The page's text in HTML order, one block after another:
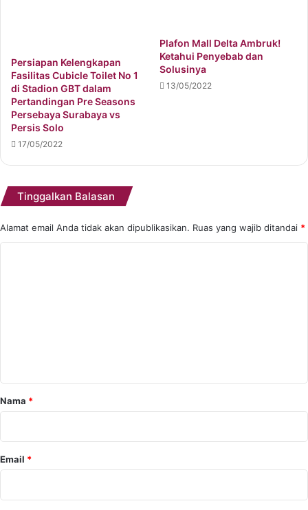
Persiapan Kelengkapan
Fasilitas Cubicle Toilet No 1
di Stadion GBT dalam
Pertandingan Pre Seasons
Persebaya Surabaya vs
Persis Solo
17/05/2022
Plafon Mall Delta Ambruk!
Ketahui Penyebab dan
Solusinya
13/05/2022
Tinggalkan Balasan
Alamat email Anda tidak akan dipublikasikan. Ruas yang wajib ditandai *
r
*
Nama *
Email *